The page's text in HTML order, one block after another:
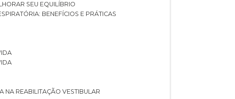
SEU EQUILÍBRIO
BENEFÍCIOS E PRÁTICAS
NA REABILITAÇÃO VESTIBULAR